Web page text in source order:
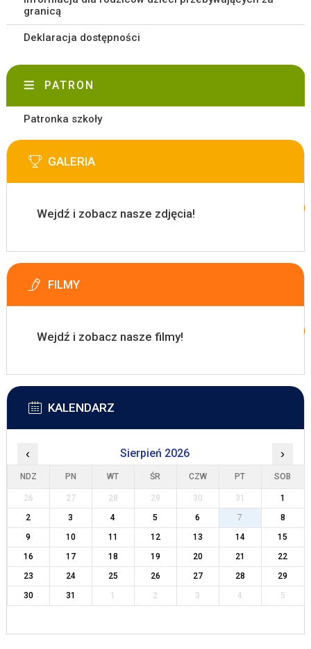
granicą
Deklaracja dostępności
PATRON
Patronka szkoły
GALERIA
Wejdź i zobacz nasze zdjęcia!
FILMY
Wejdź i zobacz nasze filmy!
KALENDARZ
‹ Sierpień 2026 ›
NDZ PN WT ŚR CZW PT SOB
26 27 28 29 30 31
1
2
3 4 5 6 7
8
9
10 11 12 13 14
15
16
17 18 19 20 21
22
23
24 25 26 27 28
29
30
31 1 2 3 4 5